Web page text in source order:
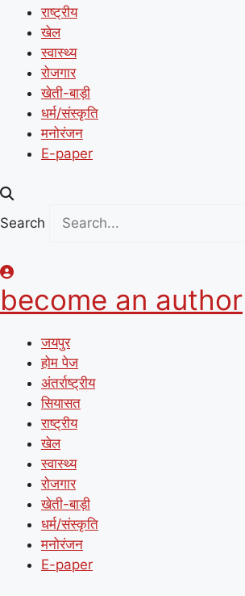
राष्ट्रीय
खेल
स्वास्थ्य
रोजगार
खेती-बाड़ी
धर्म/संस्कृति
मनोरंजन
E-paper
Search
become an author
जयपुर
होम पेज
अंतर्राष्ट्रीय
सियासत
राष्ट्रीय
खेल
स्वास्थ्य
रोजगार
खेती-बाड़ी
धर्म/संस्कृति
मनोरंजन
E-paper